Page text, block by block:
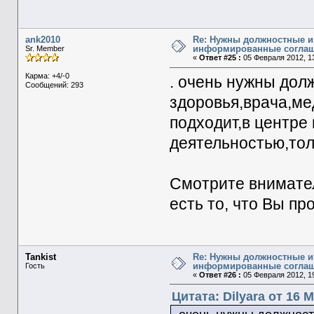
ank2010
Sr. Member
Карма: +4/-0
Сообщений: 293
Re: Нужны должностные
информированные
« Ответ #25 : 05 Февраля 2012,
. очень нужны
подходит,в
Смотрите
есть то, что Вы
Tankist
Гость
Re: Нужны должностные
информированные
« Ответ #26 : 05 Февраля 2012,
Цитата: Dilyara от 16